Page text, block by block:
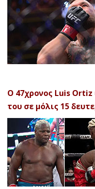
Ο 47χρονος Luis
του σε μόλις 15